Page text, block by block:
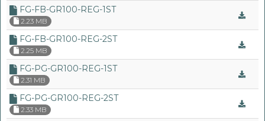
FG-FB-GR100-REG-1ST
2.23 MB
FG-FB-GR100-REG-2ST
2.25 MB
FG-PG-GR100-REG-1ST
2.31 MB
FG-PG-GR100-REG-2ST
2.33 MB